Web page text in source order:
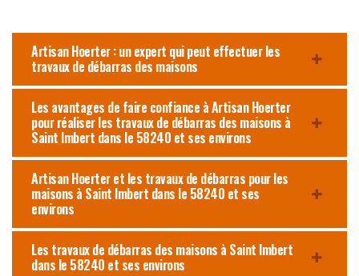
Artisan Hoerter : un expert qui peut effectuer les
travaux de débarras des maisons
Les avantages de faire confiance à Artisan Hoerter
pour réaliser les travaux de débarras des maisons à
Saint Imbert dans le 58240 et ses environs
Artisan Hoerter et les travaux de débarras pour les
maisons à Saint Imbert dans le 58240 et ses
environs
Les travaux de débarras des maisons à Saint Imbert
dans le 58240 et ses environs